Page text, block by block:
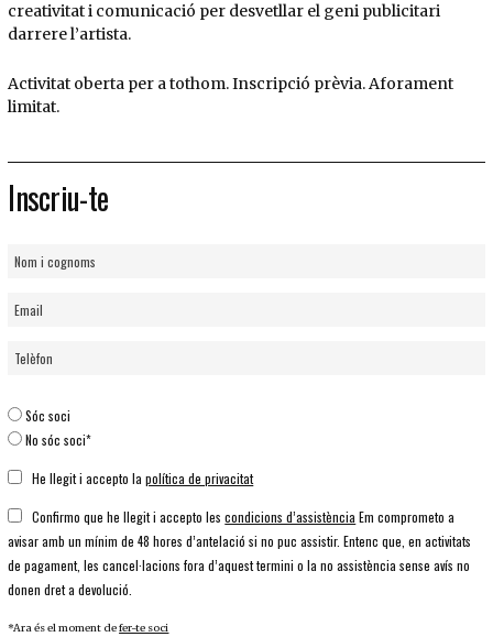
creativitat i comunicació per desvetllar el geni publicitari
darrere l’artista.
Activitat oberta per a tothom. Inscripció prèvia. Aforament
limitat.
Inscriu-te
Sóc soci
No sóc soci*
He llegit i accepto lapolítica de privacitat
Confirmo que he llegit i accepto lescondicions d’assistència Em comprometo a
avisar amb un mínim de 48 hores d’antelació si no puc assistir. Entenc que, en activitats
de pagament, les cancel·lacions fora d’aquest termini o la no assistència sense avís no
donen dret a devolució.
*Ara és el moment defer-te soci